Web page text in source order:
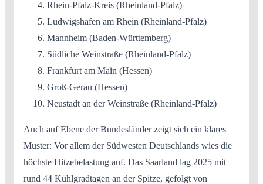
Rhein-Pfalz-Kreis (Rheinland-Pfalz)
Ludwigshafen am Rhein (Rheinland-Pfalz)
Mannheim (Baden-Württemberg)
Südliche Weinstraße (Rheinland-Pfalz)
Frankfurt am Main (Hessen)
Groß-Gerau (Hessen)
Neustadt an der Weinstraße (Rheinland-Pfalz)
Auch auf Ebene der Bundesländer zeigt sich ein klares
Muster: Vor allem der Südwesten Deutschlands wies die
höchste Hitzebelastung auf. Das Saarland lag 2025 mit
rund 44 Kühlgradtagen an der Spitze, gefolgt von